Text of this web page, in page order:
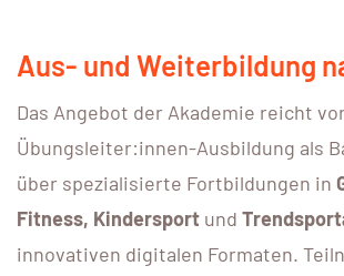
Aus- und Weiterbildung
Das Angebot der Akademie reicht
Übungsleiter:innen-Ausbildung als
über spezialisierte Fortbildungen in
Fitness, Kindersport und
innovativen digitalen Formaten.